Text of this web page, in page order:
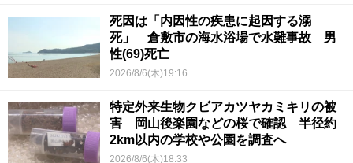
死因は「内因性の疾患に起因する溺
死」 倉敷市の海水浴場で水難事故 男
性(69)死亡
2026/8/6(木)19:16
特定外来生物クビアカツヤカミキリの被
害 岡山後楽園などの桜で確認 半径約
2km以内の学校や公園を調査へ
2026/8/6(木)18:33